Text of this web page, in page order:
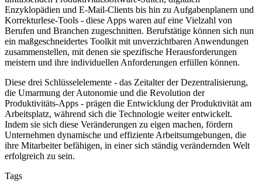
Enzyklopädien und E-Mail-Clients bis hin zu Aufgabenplanern und
Korrekturlese-Tools - diese Apps waren auf eine Vielzahl von
Berufen und Branchen zugeschnitten. Berufstätige können sich nun
ein maßgeschneidertes Toolkit mit unverzichtbaren Anwendungen
zusammenstellen, mit denen sie spezifische Herausforderungen
meistern und ihre individuellen Anforderungen erfüllen können.
Diese drei Schlüsselelemente - das Zeitalter der Dezentralisierung,
die Umarmung der Autonomie und die Revolution der
Produktivitäts-Apps - prägen die Entwicklung der Produktivität am
Arbeitsplatz, während sich die Technologie weiter entwickelt.
Indem sie sich diese Veränderungen zu eigen machen, fördern
Unternehmen dynamische und effiziente Arbeitsumgebungen, die
ihre Mitarbeiter befähigen, in einer sich ständig verändernden Welt
erfolgreich zu sein.
Tags